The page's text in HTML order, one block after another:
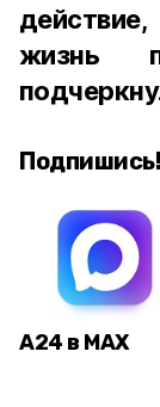
жизнь
Подпишись!
А24 в MAX